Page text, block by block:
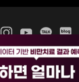
·의원 이용약관
홈페이지 이
비급여진료수가